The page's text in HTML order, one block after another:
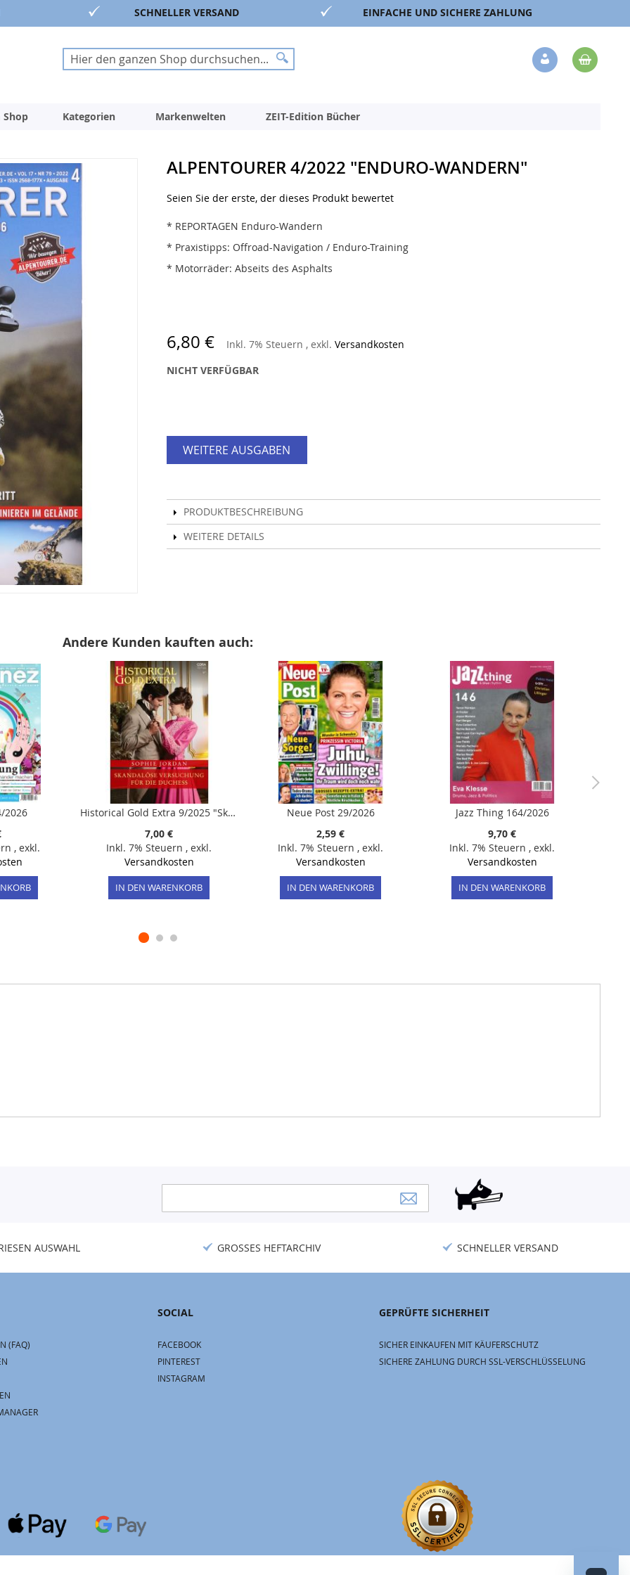
SCHNELLER VERSAND EINFACHE UND SICHERE ZAHLUNG
Suche
Suche
Veränderung
Shop Kategorien Markenwelten ZEIT-Edition Bücher
ALPENTOURER 4/2022 "ENDURO-WANDERN"
Seien Sie der erste, der dieses Produkt bewertet
* REPORTAGEN Enduro-Wandern
* Praxistipps: Offroad-Navigation / Enduro-Training
* Motorräder: Abseits des Asphalts
6,80 € Inkl. 7% Steuern , exkl. Versandkosten
NICHT VERFÜGBAR
WEITERE AUSGABEN
PRODUKTBESCHREIBUNG
WEITERE DETAILS
Andere Kunden kauften auch:
2026
, exkl.
Historical Gold Extra 9/2025 "Skandalöse Versuchung für die Duchess"
7,00 €
Inkl. 7% Steuern , exkl.
Versandkosten
IN DEN WARENKORB
Neue Post 29/2026
2,59 €
Inkl. 7% Steuern , exkl.
Versandkosten
IN DEN WARENKORB
Jazz Thing 164/2026
9,70 €
Inkl. 7% Steuern , exkl.
Versandkosten
IN DEN WARENKORB
Newsletter:
AUSWAHL GROSSES HEFTARCHIV SCHNELLER VERSAND
(FAQ)
SOCIAL
FACEBOOK
PINTEREST
INSTAGRAM
GEPRÜFTE SICHERHEIT
SICHER EINKAUFEN MIT KÄUFERSCHUTZ
SICHERE ZAHLUNG DURCH SSL-VERSCHLÜSSELUNG